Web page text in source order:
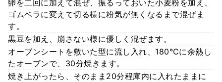
卵を二回に加えて混ぜ、振るっておいた小麦粉を加え、
ゴムベラに変えて切る様に粉気が無くなるまで混ぜま
す。
黒豆を加え、崩さない様に優しく混ぜます。
オーブンシートを敷いた型に流し入れ、180℃に余熱し
たオーブンで、30分焼きます。
焼き上がったら、そのまま20分程庫内に入れたままに